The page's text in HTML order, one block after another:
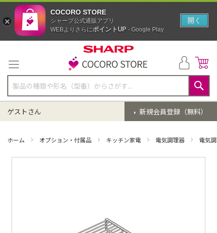
テ
ン
ツ
に
ス
キ
ッ
検
索
新規会員登録（無料）
ゲストさん
ホーム オプション・付属品 キッチン家電 電気調理器 電気
COCORO STORE
シャープ公式通販アプリ
WEBよりさらにポイントUP- Google Play
開く